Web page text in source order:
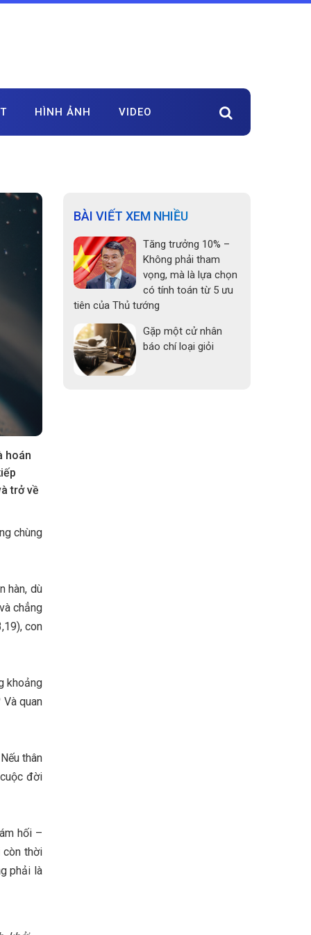
HÌNH ẢNH VIDEO
hoán
trở về
chùng
hàn, dù
chẳng
con
khoảng
quan
thân
đời
hối –
còn thời
phải là
BÀI VIẾT XEM NHIỀU
Tăng trưởng 10% –
Không phải tham
vọng, mà là lựa chọn
có tính toán từ 5 ưu
tiên của Thủ tướng
Gặp một cử nhân
báo chí loại giỏi